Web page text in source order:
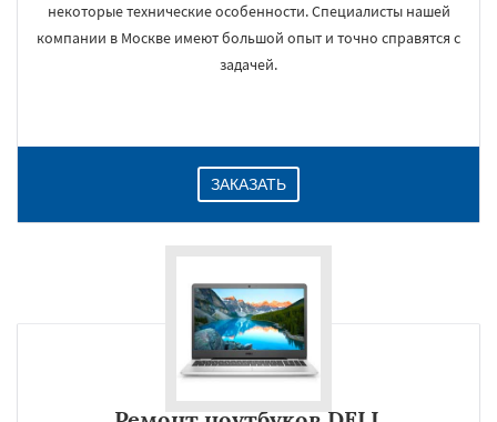
некоторые технические особенности. Специалисты нашей
компании в Москве имеют большой опыт и точно справятся с
задачей.
ЗАКАЗАТЬ